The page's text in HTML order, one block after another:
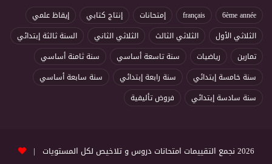
6ème année
français إمتحانات إنتاج كتابي
إيقاظ علمي
الثلاثي الأول
الثلاثي الثالث الثلاثي الثاني
السنة ثالثة إبتدائي
تمارين
رياضيات سنة تاسعة أساسي
سنة ثامنة أساسي
سنة خامسة إبتدائي
سنة رابعة إبتدائي
سنة سابعة أساسي
سنة سادسة إبتدائي
فروض تأليفية
2026 نجمع التقييمات امتحانات دروس و تلاخيص لكل المستويات |